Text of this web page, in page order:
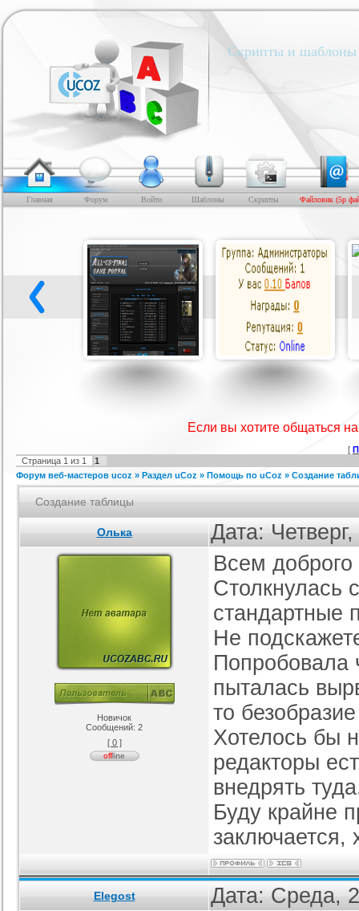
Скрипты и шаблоны
Главная Форум Войти Шаблоны Скрипты Файловик (5р
музыкальной
Шаблон для Ucoz : Irene
Сборник лучших шаблонов
уходящего года
Категория :Ucoz
Шаблон для ucoz Wow-Good
Категория :
Оригинальный шаблон сайта
Категория :Ucoz
Если вы хотите общаться
[
Страница 1 из 1
1
Форум веб-мастеров ucoz » Раздел uCoz » Помощь по uCoz » Создание
Создание таблицы
Олька Дата:
Новичок
Сообщений: 2
[ 0 ]
Всем доброго
Столкнулась
стандартные
Не
Попробовала
пыталась
то
Хотелось бы
редакторы
внедрять
Буду крайне
Elegost Дата: Среда,